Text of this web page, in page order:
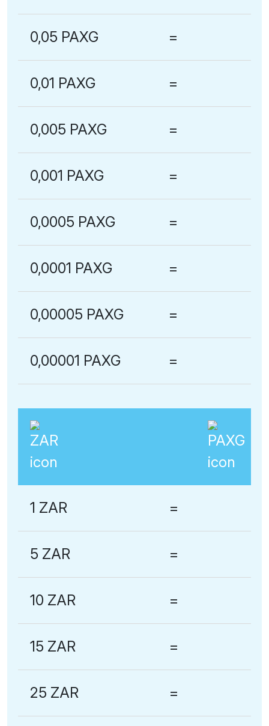
0,05 PAXG =
0,01 PAXG =
0,005 PAXG =
0,001 PAXG =
0,0005 PAXG =
0,0001 PAXG =
0,00005 PAXG =
0,00001 PAXG =
1 ZAR =
5 ZAR =
10 ZAR =
15 ZAR =
25 ZAR =